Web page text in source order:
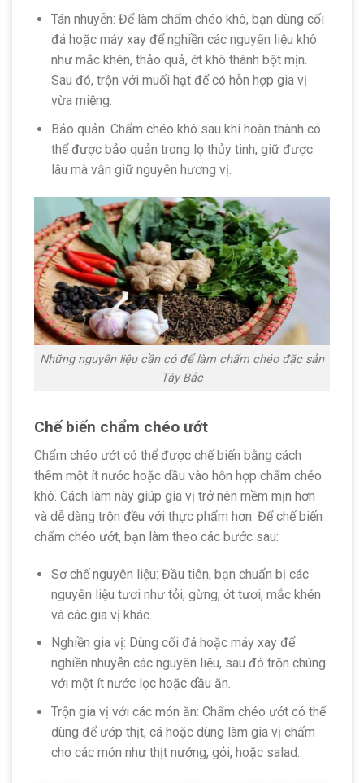
Tán nhuyễn: Để làm chẩm chéo khô, bạn dùng cối
đá hoặc máy xay để nghiền các nguyên liệu khô
như mắc khén, thảo quả, ớt khô thành bột mịn.
Sau đó, trộn với muối hạt để có hỗn hợp gia vị
vừa miệng.
Bảo quản: Chẩm chéo khô sau khi hoàn thành có
thể được bảo quản trong lọ thủy tinh, giữ được
lâu mà vẫn giữ nguyên hương vị.
Những nguyên liệu cần có để làm chẩm chéo đặc sản
Tây Bắc
Chế biến chẩm chéo ướt
Chẩm chéo ướt có thể được chế biến bằng cách
thêm một ít nước hoặc dầu vào hỗn hợp chẩm chéo
khô. Cách làm này giúp gia vị trở nên mềm mịn hơn
và dễ dàng trộn đều với thực phẩm hơn. Để chế biến
chẩm chéo ướt, bạn làm theo các bước sau:
Sơ chế nguyên liệu: Đầu tiên, bạn chuẩn bị các
nguyên liệu tươi như tỏi, gừng, ớt tươi, mắc khén
và các gia vị khác.
Nghiền gia vị: Dùng cối đá hoặc máy xay để
nghiền nhuyễn các nguyên liệu, sau đó trộn chúng
với một ít nước lọc hoặc dầu ăn.
Trộn gia vị với các món ăn: Chẩm chéo ướt có thể
dùng để ướp thịt, cá hoặc dùng làm gia vị chấm
cho các món như thịt nướng, gỏi, hoặc salad.